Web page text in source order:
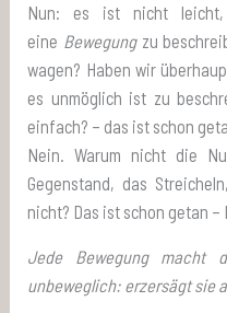
Nun: es ist nicht leicht,
eine Bewegungzu
wagen? Haben wir
es unmöglich ist zu
einfach? – das ist schon
Nein. Warum nicht die
Gegenstand, das
nicht? Das ist schon getan –
Jede Bewegung macht
unbeweglich: erzersägt sie